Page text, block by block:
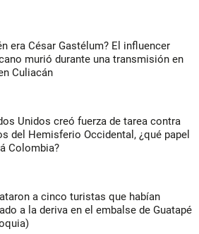
era César Gastélum? El influencer
murió durante una transmisión en
Culiacán
Unidos creó fuerza de tarea contra
del Hemisferio Occidental, ¿qué papel
Colombia?
a cinco turistas que habían
a la deriva en el embalse de Guatapé